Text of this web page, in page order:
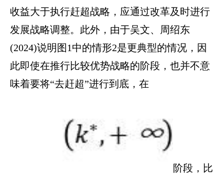
收益大于执行赶超战略，应通过改革及时进行
发展战略调整。此外，由于吴文、周绍东
(2024)说明图1中的情形2是更典型的情况，因
此即使在推行比较优势战略的阶段，也并不意
味着要将“去赶超”进行到底，在
阶段，比